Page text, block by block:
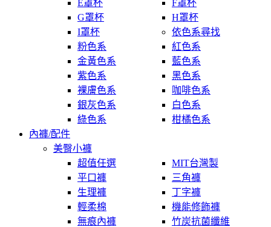
E罩杯
F罩杯
G罩杯
H罩杯
I罩杯
依色系尋找
粉色系
紅色系
金黃色系
藍色系
紫色系
黑色系
裸膚色系
咖啡色系
銀灰色系
白色系
綠色系
柑橘色系
內褲/配件
美臀小褲
超值任選
MIT台灣製
平口褲
三角褲
生理褲
丁字褲
輕柔棉
機能修飾褲
無痕內褲
竹炭抗菌纖維